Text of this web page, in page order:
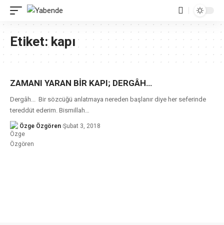
Etiket:kapı
ZAMANI YARAN BİR KAPI; DERGÂH…
Dergâh... Bir sözcüğü anlatmaya nereden başlanır diye her seferinde
tereddüt ederim. Bismillah…
Özge Özgören Şubat 3, 2018